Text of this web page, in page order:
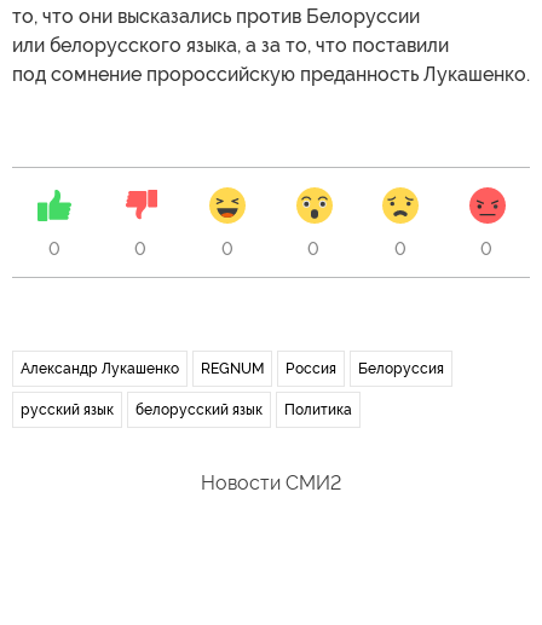
то, что они высказались против Белоруссии
или белорусского языка, а за то, что поставили
под сомнение пророссийскую преданность Лукашенко.
0 0 0 0 0 0
Александр Лукашенко REGNUM Россия Белоруссия
русский язык белорусский язык Политика
Новости СМИ2